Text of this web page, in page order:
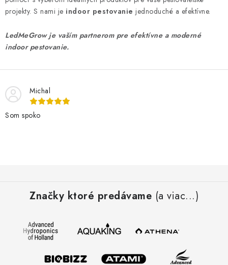
projekty. S nami je indoor pestovanie jednoduché a efektívne.
LedMeGrow je vaším partnerom pre efektívne a moderné
indoor pestovanie.
Michal
Som spoko
Značky ktoré predávame (a viac...)